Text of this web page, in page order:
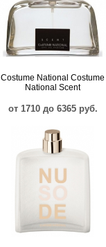
Costume National Costume
National Scent
от 1710 до 6365 руб.